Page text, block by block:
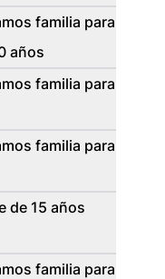
familia para
años
familia para
familia para
de 15 años
familia para